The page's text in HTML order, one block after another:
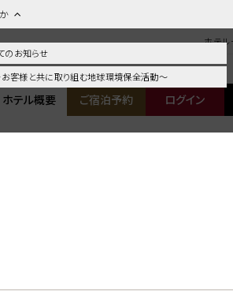
のお知らせ
客様と共に取り組む地球環境保全活動～
ホテル
ホテル概要 ご宿泊予約 ログイン